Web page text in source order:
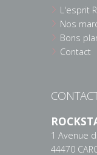
L'esprit
Nos
Bons
Contact
1 Avenue
44470